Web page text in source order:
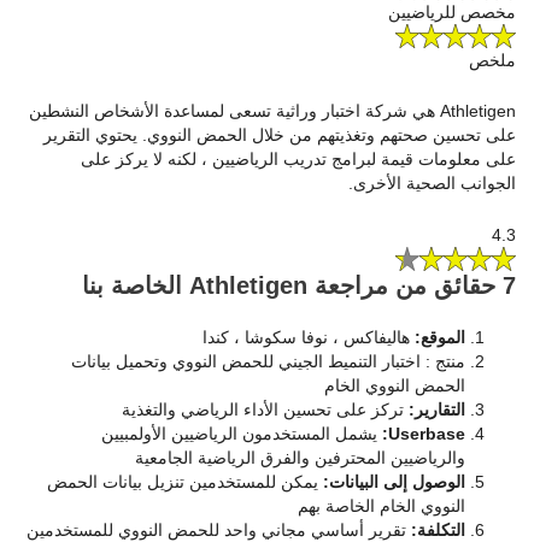
مخصص للرياضيين
ملخص
Athletigen هي شركة اختبار وراثية تسعى لمساعدة الأشخاص النشطين
على تحسين صحتهم وتغذيتهم من خلال الحمض النووي. يحتوي التقرير
على معلومات قيمة لبرامج تدريب الرياضيين ، لكنه لا يركز على
الجوانب الصحية الأخرى.
4.3
7 حقائق من مراجعة Athletigen الخاصة بنا
الموقع: هاليفاكس ، نوفا سكوشا ، كندا
منتج : اختبار التنميط الجيني للحمض النووي وتحميل بيانات
الحمض النووي الخام
التقارير: تركز على تحسين الأداء الرياضي والتغذية
Userbase:
يشمل المستخدمون الرياضيين الأولمبيين
والرياضيين المحترفين والفرق الرياضية الجامعية
الوصول إلى البيانات: يمكن للمستخدمين تنزيل بيانات الحمض
النووي الخام الخاصة بهم
التكلفة: تقرير أساسي مجاني واحد للحمض النووي للمستخدمين